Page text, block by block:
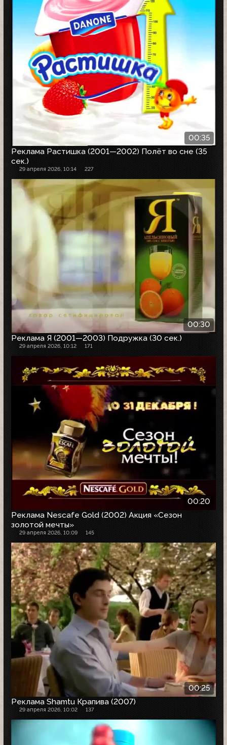
00:35
Реклама Растишка (2001—2002) Полёт во сне (35
сек.)
29 апреля 2026, 10:14 227
00:30
Реклама Я (2001—2003) Подружка (30 сек.)
29 апреля 2026, 10:12 171
00:20
Реклама Nescafe Gold (2002) Акция «Сезон
золотой мечты»
29 апреля 2026, 10:09 145
00:25
Реклама Shamtu Крапива (2007)
29 апреля 2026, 10:02 137